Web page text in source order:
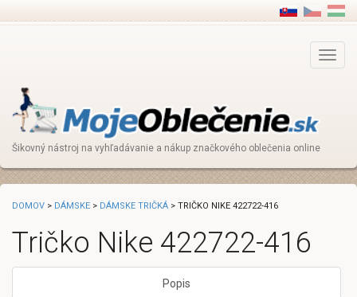
Main
Menu
Šikovný nástroj na vyhľadávanie a nákup značkového oblečenia online
DOMOV > DÁMSKE > DÁMSKE TRIČKÁ > TRIČKO NIKE 422722-416
Tričko Nike 422722-416
Popis